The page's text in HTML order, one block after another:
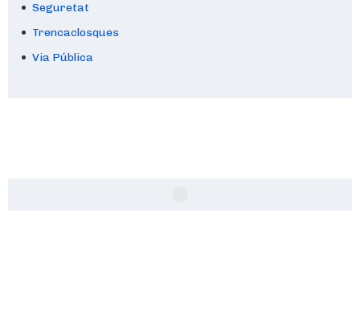
Seguretat
Trencaclosques
Via Pública